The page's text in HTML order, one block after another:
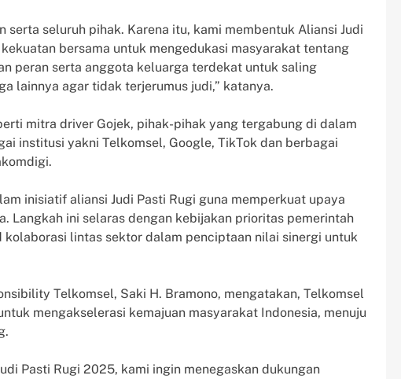
serta seluruh pihak. Karena itu, kami membentuk Aliansi Judi
bersama untuk mengedukasi masyarakat tentang
peran serta anggota keluarga terdekat untuk saling
lainnya agar tidak terjerumus judi,” katanya.
mitra driver Gojek, pihak-pihak yang tergabung di dalam
institusi yakni Telkomsel, Google, TikTok dan berbagai
inisiatif aliansi Judi Pasti Rugi guna memperkuat upaya
Langkah ini selaras dengan kebijakan prioritas pemerintah
lintas sektor dalam penciptaan nilai sinergi untuk
Telkomsel, Saki H. Bramono, mengatakan, Telkomsel
mengakselerasi kemajuan masyarakat Indonesia, menuju
Pasti Rugi 2025, kami ingin menegaskan dukungan